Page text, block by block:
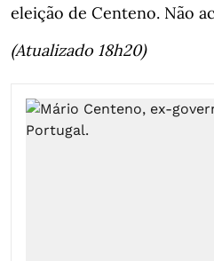
eleição de Centeno. Não
(Atualizado 18h20)